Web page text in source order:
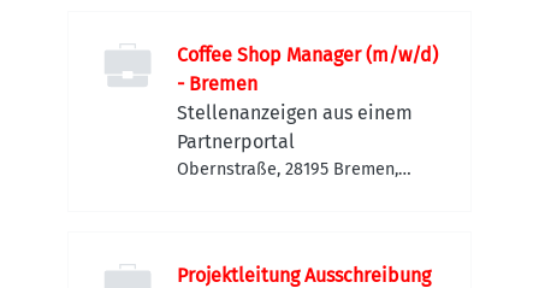
Coffee Shop Manager (m/w/d)
- Bremen
Stellenanzeigen aus einem
Partnerportal
Obernstraße, 28195 Bremen,
Projektleitung Ausschreibung